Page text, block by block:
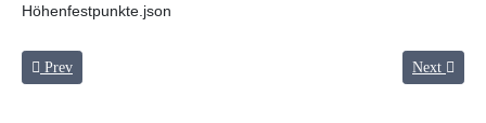
Höhenfestpunkte.json
Previous article: net of roads at that time
Prev Next
Next